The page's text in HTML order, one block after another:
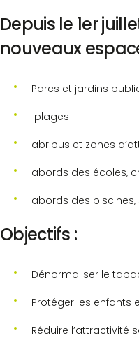
Depuis le 1er
nouveaux
Parcs et jardins
plages
abribus et zones
abords des écoles,
abords des
Objectifs :
Dénormaliser le
Protéger les enfants
Réduire l’attractivité